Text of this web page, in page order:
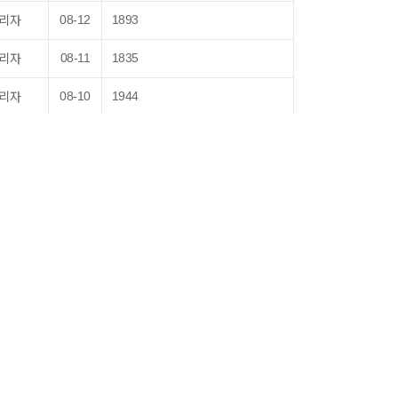
자 08-12 1893
자 08-11 1835
자 08-10 1944